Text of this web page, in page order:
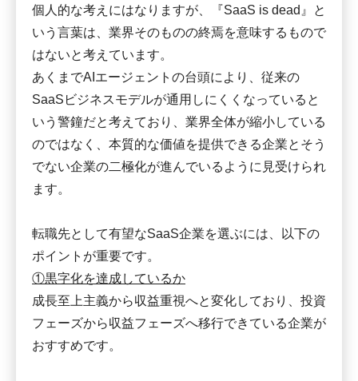
個人的な考えにはなりますが、『SaaS is dead』と
いう言葉は、業界そのものの終焉を意味するもので
はないと考えています。
あくまでAIエージェントの台頭により、従来の
SaaSビジネスモデルが通用しにくくなっていると
いう警鐘だと考えており、業界全体が縮小している
のではなく、本質的な価値を提供できる企業とそう
でない企業の二極化が進んでいるように見受けられ
ます。
転職先として有望なSaaS企業を選ぶには、以下の
ポイントが重要です。
①黒字化を達成しているか
成長至上主義から収益重視へと変化しており、投資
フェーズから収益フェーズへ移行できている企業が
おすすめです。